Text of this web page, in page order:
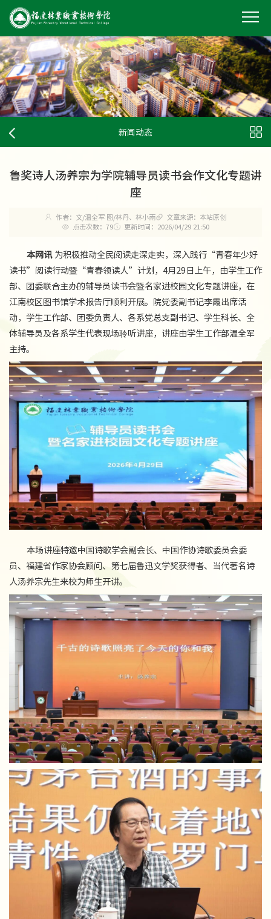
新闻动态
鲁奖诗人汤养宗为学院辅导员读书会作文化专题讲
座
作者：文/温全军 图/林丹、林小雨
文章来源：本站原创
点击次数： 79 更新时间：2026/04/29 21:50
本网讯为积极推动全民阅读走深走实，深入践行“青春年少好
读书”阅读行动暨“青春领读人”计划，4月29日上午，由学生工作
部、团委联合主办的辅导员读书会暨名家进校园文化专题讲座，在
江南校区图书馆学术报告厅顺利开展。院党委副书记李霞出席活
动，学生工作部、团委负责人、各系党总支副书记、学生科长、全
体辅导员及各系学生代表现场聆听讲座，讲座由学生工作部温全军
主持。
本场讲座特邀中国诗歌学会副会长、中国作协诗歌委员会委
员、福建省作家协会顾问、第七届鲁迅文学奖获得者、当代著名诗
人汤养宗先生来校为师生开讲。